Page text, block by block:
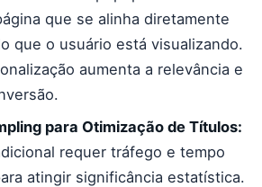
que se alinha diretamente
que o usuário está visualizando.
aumenta a relevância e
para Otimização de Títulos:
requer tráfego e tempo
atingir significância estatística.